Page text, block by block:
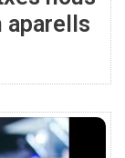
aparells